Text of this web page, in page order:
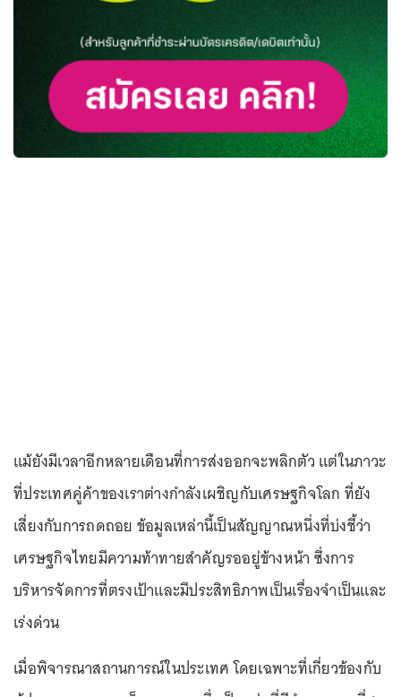
แม้ยังมีเวลาอีกหลายเดือนที่การส่งออกจะพลิกตัว แต่ในภาวะ
ที่ประเทศคู่ค้าของเราต่างกำลังเผชิญกับเศรษฐกิจโลก ที่ยัง
เสี่ยงกับการถดถอย ข้อมูลเหล่านี้เป็นสัญญาณหนึ่งที่บ่งชี้ว่า
เศรษฐกิจไทยมีความท้าทายสำคัญรออยู่ข้างหน้า ซึ่งการ
บริหารจัดการที่ตรงเป้าและมีประสิทธิภาพเป็นเรื่องจำเป็นและ
เร่งด่วน
เมื่อพิจารณาสถานการณ์ในประเทศ โดยเฉพาะที่เกี่ยวข้องกับ